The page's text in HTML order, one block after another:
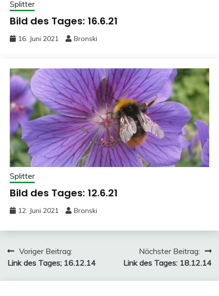
Splitter
Bild des Tages: 16.6.21
16. Juni 2021 Bronski
Splitter
Bild des Tages: 12.6.21
12. Juni 2021 Bronski
Beitragsnavigation
Voriger Beitrag:
Link des Tages; 16.12.14
Nächster Beitrag:
Link des Tages: 18.12.14